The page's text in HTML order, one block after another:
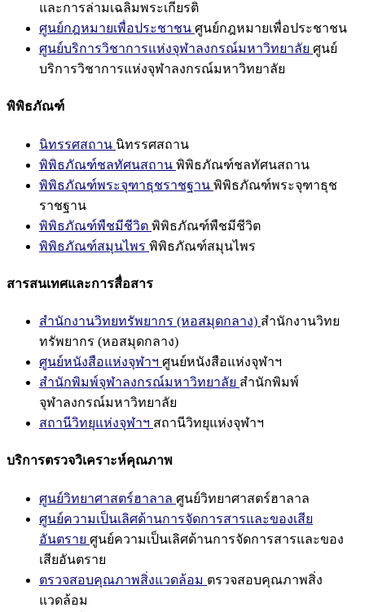
และการล่ามเฉลิมพระเกียรติ
ศูนย์กฎหมายเพื่อประชาชน ศูนย์กฎหมายเพื่อประชาชน
ศูนย์บริการวิชาการแห่งจุฬาลงกรณ์มหาวิทยาลัย ศูนย์
บริการวิชาการแห่งจุฬาลงกรณ์มหาวิทยาลัย
พิพิธภัณฑ์
นิทรรศสถาน นิทรรศสถาน
พิพิธภัณฑ์ชลทัศนสถาน พิพิธภัณฑ์ชลทัศนสถาน
พิพิธภัณฑ์พระจุฑาธุชราชฐาน พิพิธภัณฑ์พระจุฑาธุช
ราชฐาน
พิพิธภัณฑ์พืชมีชีวิต พิพิธภัณฑ์พืชมีชีวิต
พิพิธภัณฑ์สมุนไพร พิพิธภัณฑ์สมุนไพร
สารสนเทศและการสื่อสาร
สำนักงานวิทยทรัพยากร (หอสมุดกลาง) สำนักงานวิทย
ทรัพยากร (หอสมุดกลาง)
ศูนย์หนังสือแห่งจุฬาฯ ศูนย์หนังสือแห่งจุฬาฯ
สำนักพิมพ์จุฬาลงกรณ์มหาวิทยาลัย สำนักพิมพ์
จุฬาลงกรณ์มหาวิทยาลัย
สถานีวิทยุแห่งจุฬาฯ สถานีวิทยุแห่งจุฬาฯ
บริการตรวจวิเคราะห์คุณภาพ
ศูนย์วิทยาศาสตร์ฮาลาล ศูนย์วิทยาศาสตร์ฮาลาล
ศูนย์ความเป็นเลิศด้านการจัดการสารและของเสีย
อันตราย ศูนย์ความเป็นเลิศด้านการจัดการสารและของ
เสียอันตราย
ตรวจสอบคุณภาพสิ่งแวดล้อม ตรวจสอบคุณภาพสิ่ง
แวดล้อม